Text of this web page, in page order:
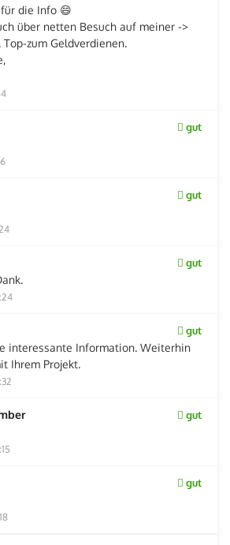
die Info 😄
über netten Besuch auf meiner ->
Top-zum Geldverdienen.
gut
gut
gut
gut
interessante Information. Weiterhin
Ihrem Projekt.
gut
gut